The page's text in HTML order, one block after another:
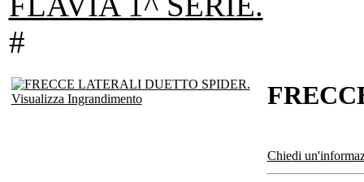
#
Visualizza Ingrandimento
Chiedi